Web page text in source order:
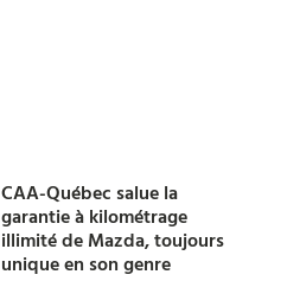
CAA-Québec salue la
garantie à kilométrage
illimité de Mazda, toujours
unique en son genre